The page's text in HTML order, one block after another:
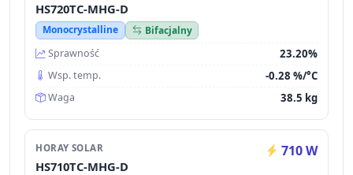
HS720TC-MHG-D
Monocrystalline
Bifacjalny
Sprawność
23.20%
Wsp. temp. -0.28 %/°C
Waga 38.5 kg
HORAY SOLAR 710 W
HS710TC-MHG-D